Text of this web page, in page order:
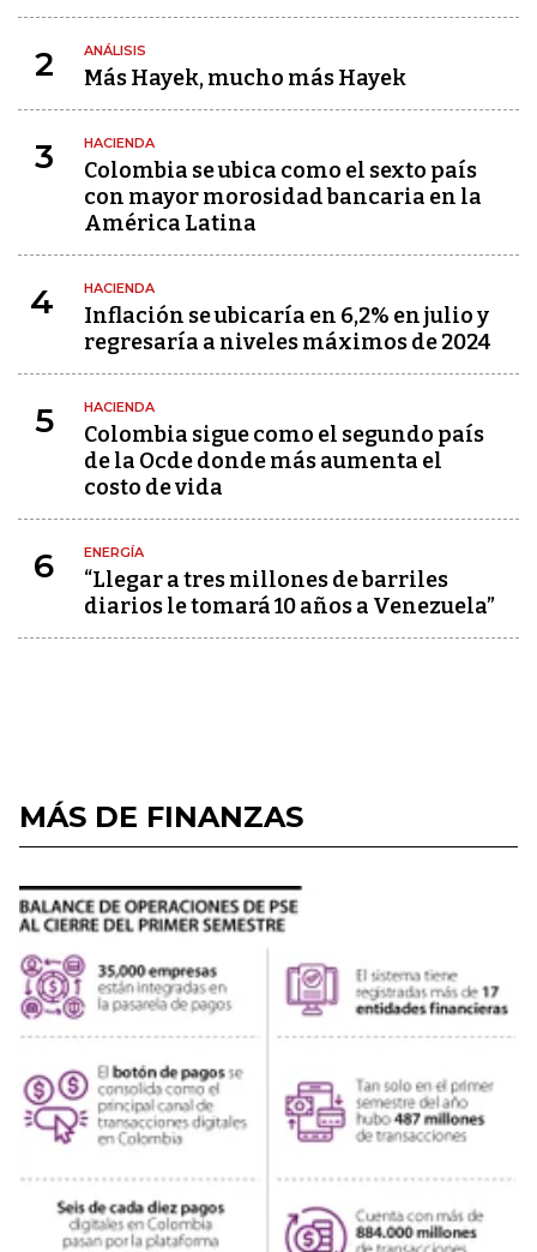
2 ANÁLISIS
Más Hayek, mucho más Hayek
3 HACIENDA
Colombia se ubica como el sexto país
con mayor morosidad bancaria en la
América Latina
4 HACIENDA
Inflación se ubicaría en 6,2% en julio y
regresaría a niveles máximos de 2024
5 HACIENDA
Colombia sigue como el segundo país
de la Ocde donde más aumenta el
costo de vida
6 ENERGÍA
“Llegar a tres millones de barriles
diarios le tomará 10 años a Venezuela”
MÁS DE FINANZAS